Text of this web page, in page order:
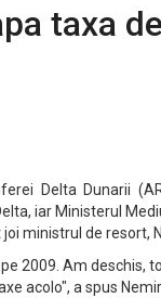
taxa
Delta Dunarii
iar Ministerul
ministrul de resort,
2009. Am deschis,
acolo", a spus